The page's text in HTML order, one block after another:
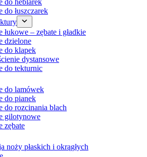
do heblarek
do łuszczarek
łukowe – zębate i gładkie
dzielone
do klapek
dystansowe
do tekturnic
do lamówek
do pianek
do rozcinania blach
gilotynowe
zębate
noży płaskich i okrągłych